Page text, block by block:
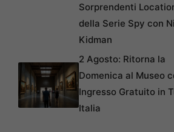
Sorprendenti
della Serie Spy con
Kidman
2 Agosto: Ritorna la
Domenica al Museo
Ingresso Gratuito in
Italia